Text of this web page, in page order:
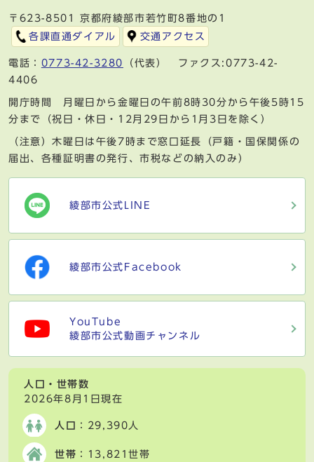
〒623-8501 京都府綾部市若竹町8番地の1
各課直通ダイアル
交通アクセス
電話： 0773-42-3280
（代表） ファクス:0773-42-
4406
開庁時間 月曜日から金曜日の午前8時30分から午後5時15
分まで（祝日・休日・12月29日から1月3日を除く）
（注意）木曜日は午後7時まで窓口延長（戸籍・国保関係の
届出、各種証明書の発行、市税などの納入のみ）
綾部市公式LINE
綾部市公式Facebook
YouTube
綾部市公式動画チャンネル
人口・世帯数
2026年8月1日現在
人口 ：29,390人
世帯 ：13,821世帯